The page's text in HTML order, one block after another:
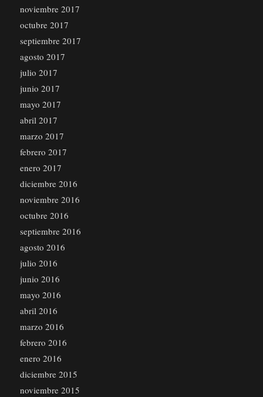
noviembre 2017
octubre 2017
septiembre 2017
agosto 2017
julio 2017
junio 2017
mayo 2017
abril 2017
marzo 2017
febrero 2017
enero 2017
diciembre 2016
noviembre 2016
octubre 2016
septiembre 2016
agosto 2016
julio 2016
junio 2016
mayo 2016
abril 2016
marzo 2016
febrero 2016
enero 2016
diciembre 2015
noviembre 2015